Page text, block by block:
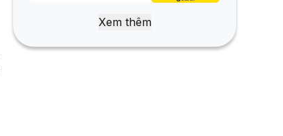
Xem thêm